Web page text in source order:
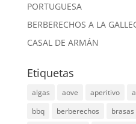
PORTUGUESA
BERBERECHOS A LA
CASAL DE ARMÁN
Etiquetas
algas aove aperitivo
bbq
berberechos brasas